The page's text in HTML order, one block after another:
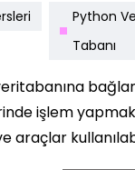
Python
Tabanı
işlem
araçlar